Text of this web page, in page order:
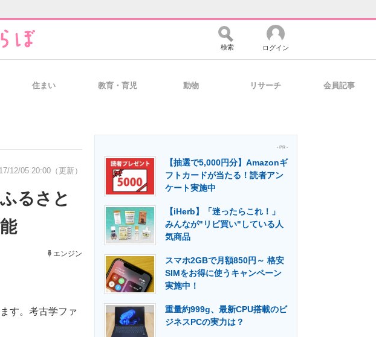
経営リーダーのコミュニティ マーケ×ITの今がよく分かる
例 製造業のIT導入・活用を支援
エネルギーの専門メディア 建設×テクノロジーの最前線
検索 ログイン
住まい 教育・育児 動物 リサーチ 会員記事
12/05 20:00（更新）
るさと
エンジン
す。考古学ファ
- PR -
【抽選で5,000円分】Amazonギ
フトカードが当たる！読者アン
ケート実施中
【iHerb】「迷ったらこれ！」
みんなが"リピ買い"している人
気商品
スマホ2GBで月額850円～ 格安
SIMをお得に使うキャンペーン
実施中！
重量約999g、最新CPU搭載のビ
ジネスPCの実力は？